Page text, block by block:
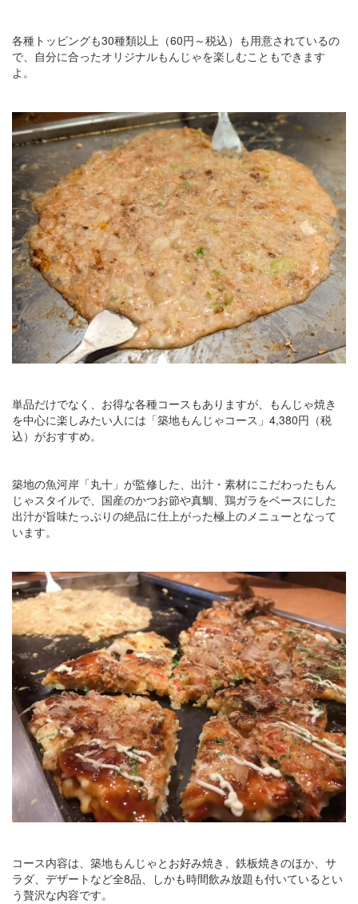
各種トッピングも30種類以上（60円～税込）も用意されているの
で、自分に合ったオリジナルもんじゃを楽しむこともできます
よ。
単品だけでなく、お得な各種コースもありますが、もんじゃ焼き
を中心に楽しみたい人には「築地もんじゃコース」4,380円（税
込）がおすすめ。
築地の魚河岸「丸十」が監修した、出汁・素材にこだわったもん
じゃスタイルで、国産のかつお節や真鯛、鶏ガラをベースにした
出汁が旨味たっぷりの絶品に仕上がった極上のメニューとなって
います。
コース内容は、築地もんじゃとお好み焼き、鉄板焼きのほか、サ
ラダ、デザートなど全8品、しかも時間飲み放題も付いているとい
う贅沢な内容です。